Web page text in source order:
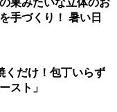
巣みたいな立体のお
手づくり！ 暑い日
くだけ！包丁いらず
スト」